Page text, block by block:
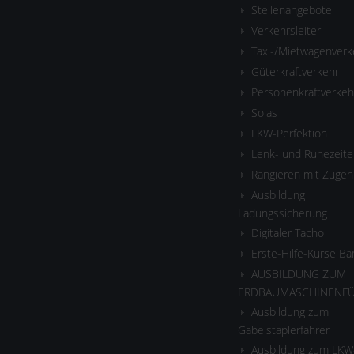
Stellenangebote
Verkehrsleiter
Taxi-/
Güterkraftverkehr
Solas
LKW-Perfektion
Lenk- und
Rangieren mit Zügen
Ausbildung
Ladungssicherung
Digitaler Tacho
Erste-Hilfe-Kurse
AUSBILDUNG ZUM
Ausbildung zum
Gabelstaplerfahrer
Ausbildung zum